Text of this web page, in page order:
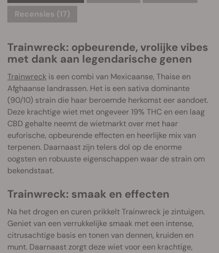
Recensies (17)
Trainwreck: opbeurende, vrolijke vibes
met dank aan legendarische genen
Trainwreck is een combi van Mexicaanse, Thaise en
Afghaanse landrassen. Het is een sativa dominante
(90/10) strain die haar beroemde herkomst eer aandoet.
Deze krachtige wiet met ongeveer 19% THC en een laag
CBD gehalte neemt de wietmarkt over met haar
euforische, opbeurende effecten en heerlijke mix van
terpenen. Daarnaast zijn telers dol op de enorme
oogsten en robuuste eigenschappen waar de strain om
bekendstaat.
Trainwreck: smaak en effecten
Na het drogen en curen prikkelt Trainwreck je zintuigen.
Geniet van een verrukkelijke smaak met een intense,
citrusachtige basis en tonen van dennen, kruiden en
munt. Daarnaast zorgt deze wiet voor een krachtige,